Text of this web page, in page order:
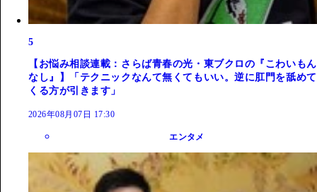
5
【お悩み相談連載：さらば青春の光・東ブクロの『こわいもん
なし』】「テクニックなんて無くてもいい。逆に肛門を舐めて
くる方が引きます」
2026年08月07日 17:30
エンタメ